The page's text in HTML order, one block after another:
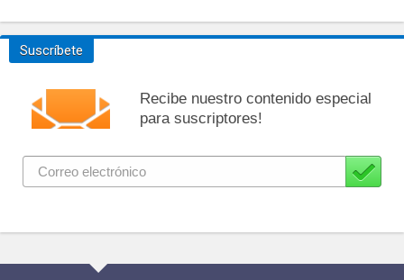
Suscríbete
Recibe nuestro contenido especial
para suscriptores!